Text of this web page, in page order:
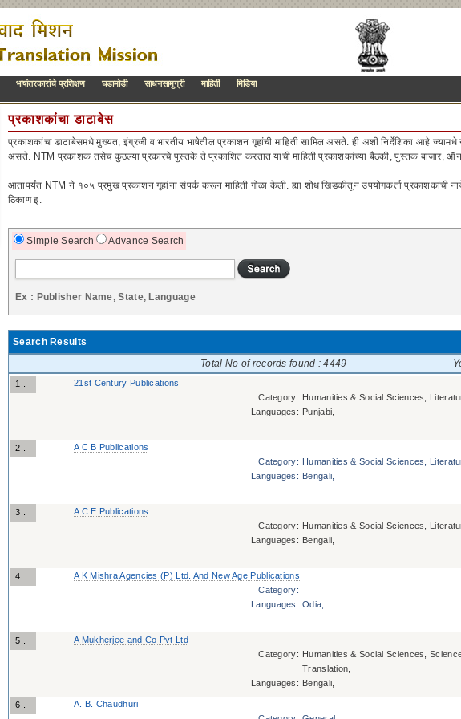
भाषांतरकारांचे प्रशिक्षण घडामोडी साधनसामुग्री माहिती मिडिया
प्रकाशकांचा डाटाबेस
प्रकाशकांचा डाटाबेसमधे मुख्यत; इंग्रजी व भारतीय भाषेतील प्रकाशन गृहांची माहिती सामिल असते. ही अशी निर्देशिका आहे
असते. NTM प्रकाशक तसेच कुठल्या प्रकारचे पुस्तके ते प्रकाशित करतात याची माहिती प्रकाशकांच्या बैठकी, पुस्तक बाजार,
आतापर्यंत NTM ने १०५ प्रमुख प्रकाशन गृहांना संपर्क करून माहिती गोळा केली. ह्या शोध खिडकीतून उपयोगकर्ता प्रकाशकांची
ठिकाण इ.
Simple Search Advance Search
Ex : Publisher Name, State, Language
Search Results
Total No of records found :4449
1 .
21st Century Publications
Category: Humanities & Social Sciences,
Languages: Punjabi,
2 .
A C B Publications
Category: Humanities & Social Sciences,
Languages: Bengali,
3 .
A C E Publications
Category: Humanities & Social Sciences,
Languages: Bengali,
4 .
A K Mishra Agencies (P) Ltd. And New Age Publications
Category:
Languages: Odia,
5 .
A Mukherjee and Co Pvt Ltd
Category: Humanities & Social Sciences,
Translation,
Languages: Bengali,
6 .
A. B. Chaudhuri